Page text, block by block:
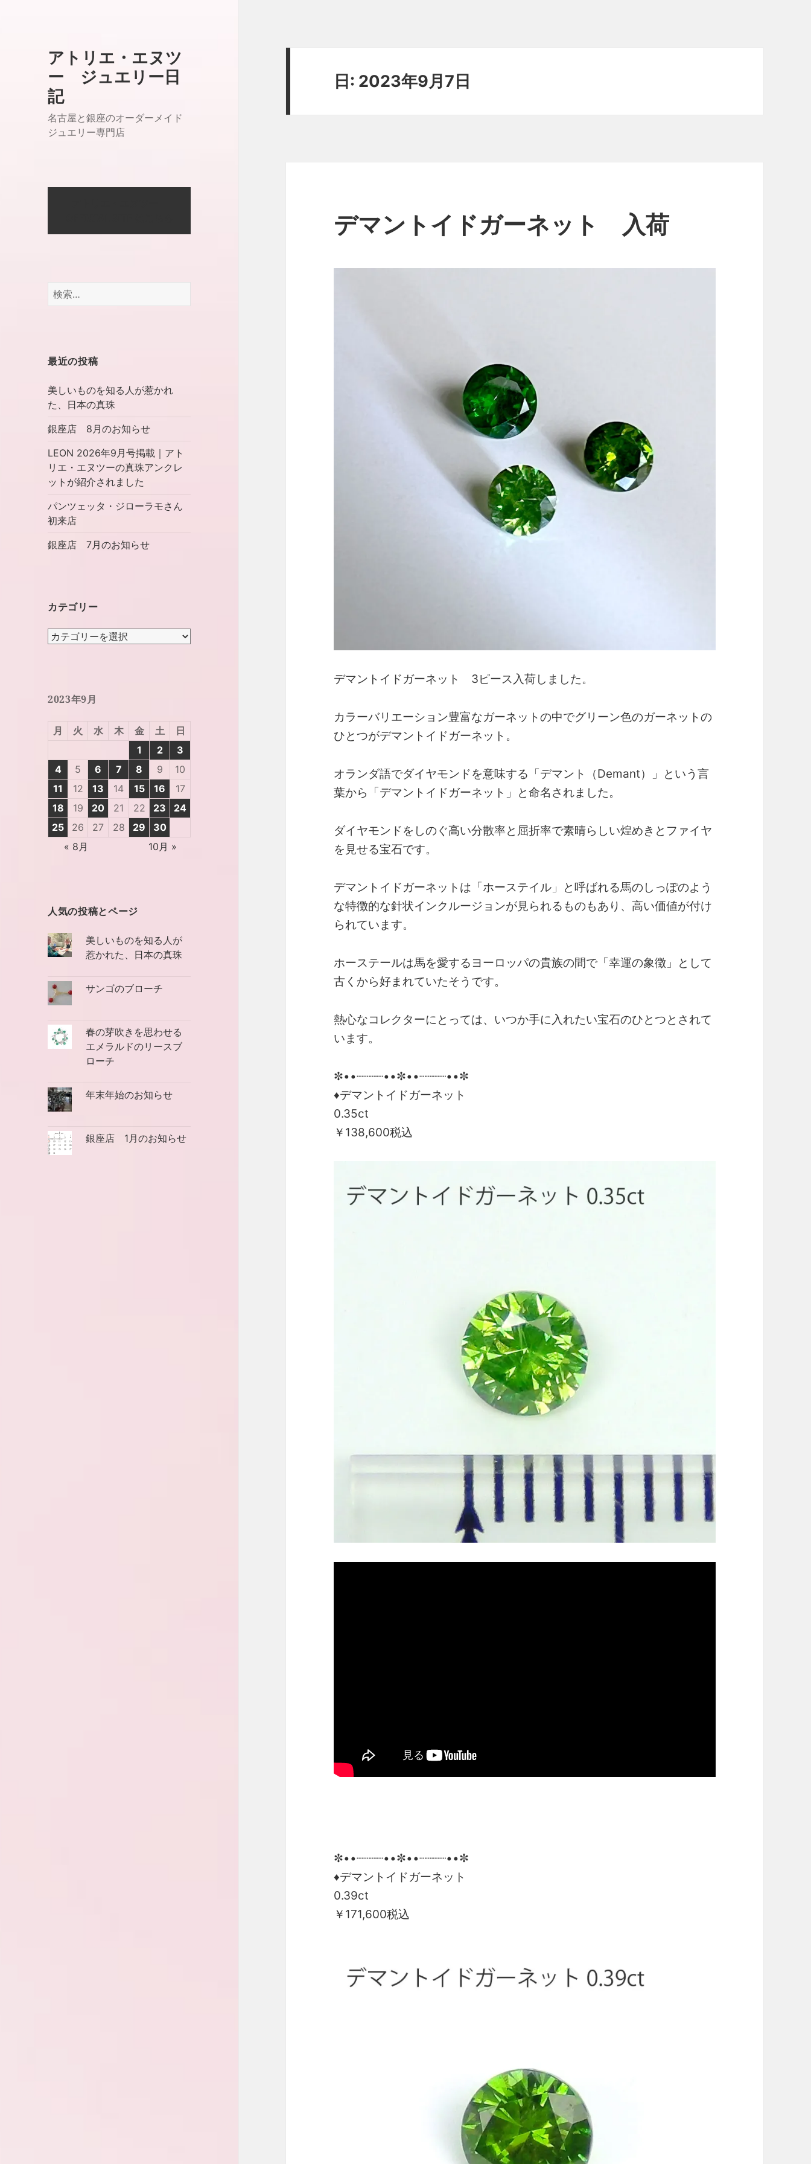
アトリエ・エヌツ
ー ジュエリー日
記
名古屋と銀座のオーダーメイド
ジュエリー専門店
検
最近の投稿
美しいものを知る人が惹かれ
た、日本の真珠
銀座店 8月のお知らせ
LEON 2026年9月号掲載｜アト
リエ・エヌツーの真珠アンクレ
ットが紹介されました
パンツェッタ・ジローラモさん
初来店
銀座店 7月のお知らせ
カテゴリー
カ
ー
2023年9月
月 火 水 木 金 土
日
1
2
3
4
5 6 7 8 9
10
11
12 13 14 15 16
17
18
19 20 21 22 23
24
25
26 27 28 29
30
« 8月
10月 »
人気の投稿とページ
美しいものを知る人が
惹かれた、日本の真珠
サンゴのブローチ
春の芽吹きを思わせる
エメラルドのリースブ
ローチ
年末年始のお知らせ
銀座店 1月のお知らせ
日: 2023年9月7日
デマントイドガーネット 入荷
デマントイドガーネット 3ピース入荷しました。
カラーバリエーション豊富なガーネットの中でグリーン色のガーネットの
ひとつがデマントイドガーネット。
オランダ語でダイヤモンドを意味する「デマント（Demant）」
という言
葉から「デマントイドガーネット」
と命名されました。
ダイヤモンドをしのぐ高い分散率と屈折率で素晴らしい煌めきとファイヤ
を見せる宝石です。
デマントイドガーネットは「ホーステイル」と呼ばれる馬のしっぽのよう
な特徴的な針状インクルージョンが見られるものもあり、高い価値が付け
られています。
ホーステールは馬を愛するヨーロッパの貴族の間で「幸運の象徴」として
古くから好まれていたそうです。
熱心なコレクターにとっては、いつか手に入れたい宝石のひとつとされて
います。
✼••┈┈┈┈••✼••┈┈┈┈••✼
♦デマントイドガーネット
0.35ct
￥138,600税込
✼••┈┈┈┈••✼••┈┈┈┈••✼
♦デマントイドガーネット
0.39ct
￥171,600税込